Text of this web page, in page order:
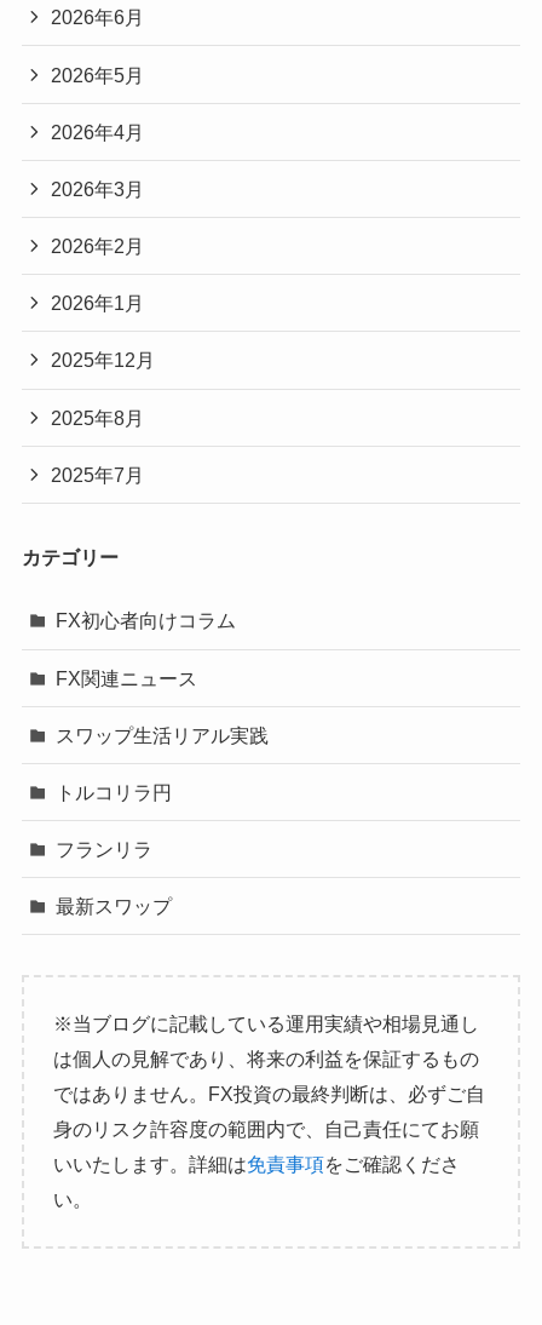
2026年6月
2026年5月
2026年4月
2026年3月
2026年2月
2026年1月
2025年12月
2025年8月
2025年7月
カテゴリー
FX初心者向けコラム
FX関連ニュース
スワップ生活リアル実践
トルコリラ円
フランリラ
最新スワップ
※当ブログに記載している運用実績や相場見通し
は個人の見解であり、将来の利益を保証するもの
ではありません。FX投資の最終判断は、必ずご自
身のリスク許容度の範囲内で、自己責任にてお願
いいたします。詳細は免責事項をご確認くださ
い。